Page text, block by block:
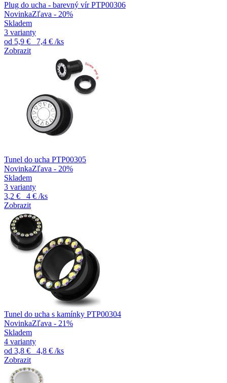
Plug do ucha - barevný vír PTP00306
NovinkaZľava - 20%
Skladem
3 varianty
od 5,9 € 7,4 € /ks
Zobrazit
Tunel do ucha PTP00305
NovinkaZľava - 20%
Skladem
3 varianty
3,2 €
4 € /ks
Zobrazit
Tunel do ucha s kamínky PTP00304
NovinkaZľava - 21%
Skladem
4 varianty
od 3,8 € 4,8 € /ks
Zobrazit